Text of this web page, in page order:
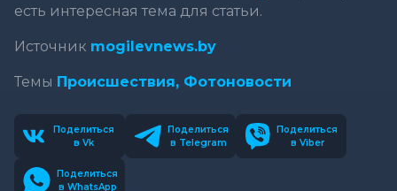
есть интересная тема для статьи.
Источник mogilevnews.by
Темы Происшествия, Фотоновости
Поделиться
в Vk
Поделиться
в Telegram
Поделиться
в Viber
Поделиться
в WhatsApp